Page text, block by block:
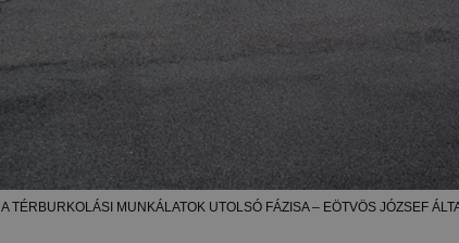
A TÉRBURKOLÁSI MUNKÁLATOK UTOLSÓ FÁZISA – EÖTVÖS JÓZSEF